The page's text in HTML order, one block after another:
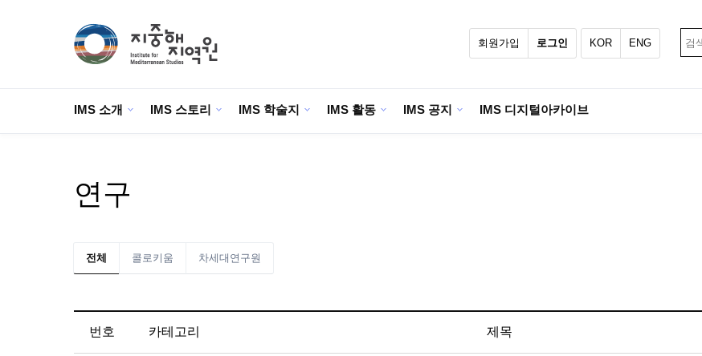
회원가입 로그인 KOR ENG
IMS 소개 IMS 스토리 IMS 학술지 IMS 활동 IMS 공지 IMS 디지털아카이브
연구
전체 콜로키움 차세대연구원
번호 카테고리 제목